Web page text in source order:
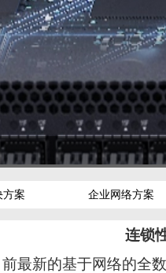
方案 企业网络方案
连锁
最新的基于网络的全